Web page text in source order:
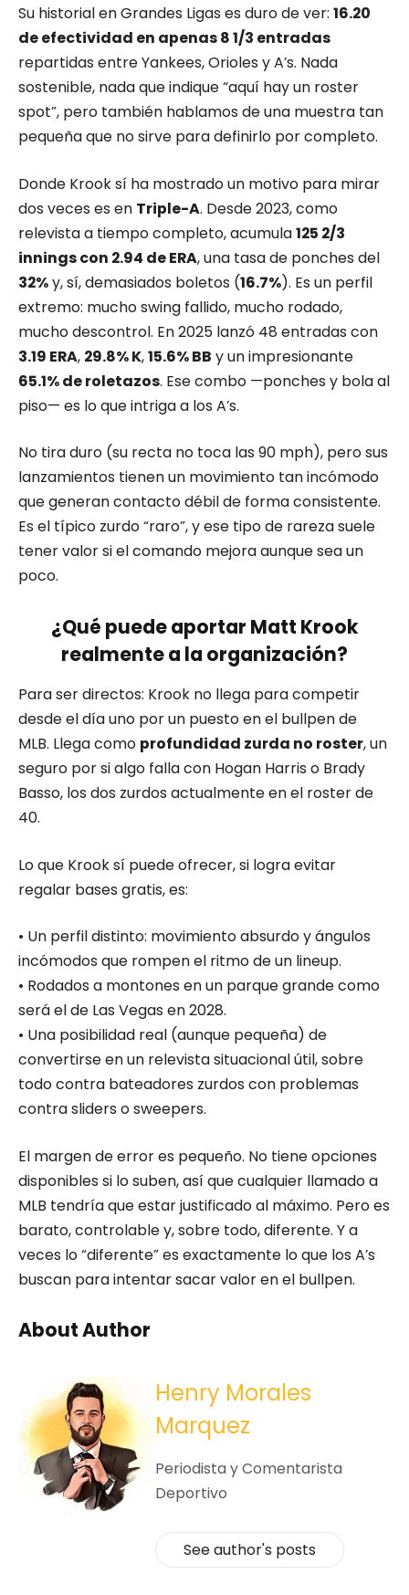
Su historial en Grandes Ligas es duro de ver: 16.20
de efectividad en apenas 8 1/3 entradas
repartidas entre Yankees, Orioles y A’s. Nada
sostenible, nada que indique “aquí hay un roster
spot”, pero también hablamos de una muestra tan
pequeña que no sirve para definirlo por completo.
Donde Krook sí ha mostrado un motivo para mirar
dos veces es en Triple-A. Desde 2023, como
relevista a tiempo completo, acumula125 2/3
innings con 2.94 de ERA, una tasa de ponches del
32%y, sí, demasiados boletos (16.7%). Es un perfil
extremo: mucho swing fallido, mucho rodado,
mucho descontrol. En 2025 lanzó 48 entradas con
3.19 ERA, 29.8% K,15.6% BB y un impresionante
65.1% de roletazos. Ese combo —ponches y bola al
piso— es lo que intriga a los A’s.
No tira duro (su recta no toca las 90 mph), pero sus
lanzamientos tienen un movimiento tan incómodo
que generan contacto débil de forma consistente.
Es el típico zurdo “raro”, y ese tipo de rareza suele
tener valor si el comando mejora aunque sea un
poco.
¿Qué puede aportar Matt Krook
realmente a la organización?
Para ser directos: Krook no llega para competir
desde el día uno por un puesto en el bullpen de
MLB. Llega como profundidad zurda no roster, un
seguro por si algo falla con Hogan Harris o Brady
Basso, los dos zurdos actualmente en el roster de
40.
Lo que Krook sí puede ofrecer, si logra evitar
regalar bases gratis, es:
• Un perfil distinto: movimiento absurdo y ángulos
incómodos que rompen el ritmo de un lineup.
• Rodados a montones en un parque grande como
será el de Las Vegas en 2028.
• Una posibilidad real (aunque pequeña) de
convertirse en un relevista situacional útil, sobre
todo contra bateadores zurdos con problemas
contra sliders o sweepers.
El margen de error es pequeño. No tiene opciones
disponibles si lo suben, así que cualquier llamado a
MLB tendría que estar justificado al máximo. Pero es
barato, controlable y, sobre todo, diferente. Y a
veces lo “diferente” es exactamente lo que los A’s
buscan para intentar sacar valor en el bullpen.
About Author
Henry Morales
Marquez
Periodista y Comentarista
Deportivo
See author's posts